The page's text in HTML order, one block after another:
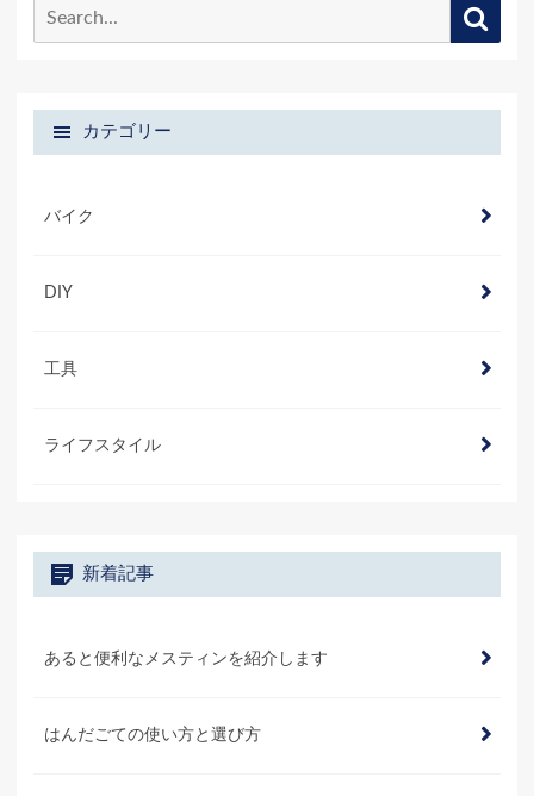
カテゴリー
バイク
DIY
工具
ライフスタイル
新着記事
あると便利なメスティンを紹介します
はんだごての使い方と選び方